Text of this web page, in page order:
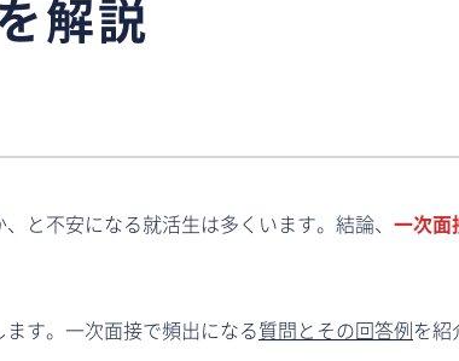
解説
と不安になる就活生は多くいます。結論、 一次面
ます。一次面接で頻出になる質問とその回答例 を紹